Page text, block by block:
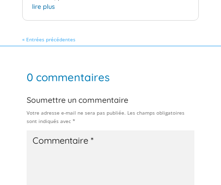
lire plus
« Entrées précédentes
0 commentaires
Soumettre un commentaire
Votre adresse e-mail ne sera pas publiée. Les champs obligatoires
sont indiqués avec *